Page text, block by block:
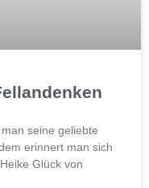
seine geliebte
erinnert man sich
Glück von